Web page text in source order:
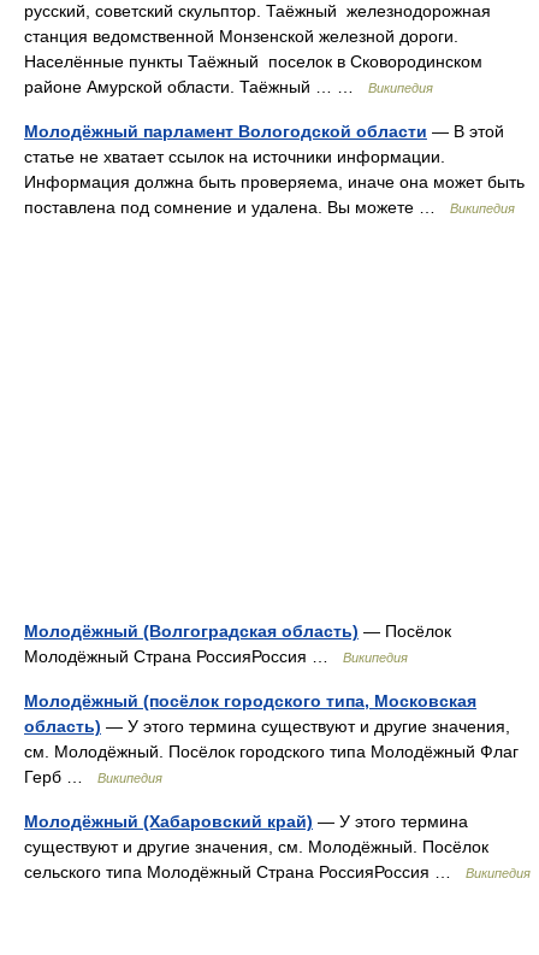
русский, советский скульптор. Таёжный железнодорожная
станция ведомственной Монзенской железной дороги.
Населённые пункты Таёжный поселок в Сковородинском
районе Амурской области. Таёжный … …
Википедия
Молодёжный парламент Вологодской области — В этой
статье не хватает ссылок на источники информации.
Информация должна быть проверяема, иначе она может быть
поставлена под сомнение и удалена. Вы можете …
Википедия
Молодёжный (Волгоградская область) — Посёлок
Молодёжный Страна РоссияРоссия …
Википедия
Молодёжный (посёлок городского типа, Московская
область) — У этого термина существуют и другие значения,
см. Молодёжный. Посёлок городского типа Молодёжный Флаг
Герб …
Википедия
Молодёжный (Хабаровский край) — У этого термина
существуют и другие значения, см. Молодёжный. Посёлок
сельского типа Молодёжный Страна РоссияРоссия …
Википедия